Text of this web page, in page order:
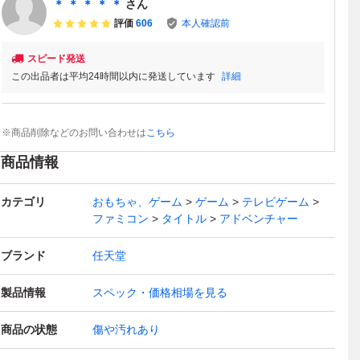
＊ ＊ ＊ ＊ ＊ さん
評価 606 本人確認前
スピード発送
この出品者は平均24時間以内に発送しています 詳細
※商品削除などのお問い合わせはこちら
商品情報
カテゴリ おもちゃ、ゲーム ゲーム
テレビゲーム
ファミコン
タイトル アドベンチャー
ブランド 任天堂
製品情報 スペック・価格相場を見る
商品の状態 傷や汚れあり